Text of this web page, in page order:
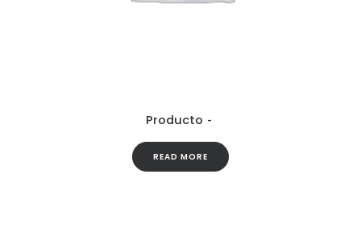
Producto
READ MORE